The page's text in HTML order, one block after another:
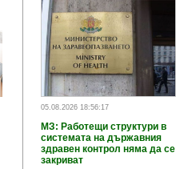
05.08.2026 18:56:17
МЗ: Работещи структури в
системата на държавния
здравен контрол няма да се
закриват